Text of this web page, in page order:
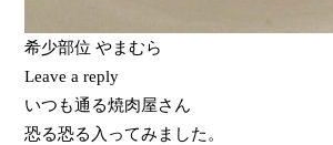
希少部位 やまむら
Leave a reply
いつも通る焼肉屋さん
恐る恐る入ってみました。